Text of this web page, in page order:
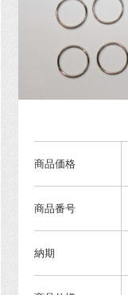
商品価格
商品番号
納期